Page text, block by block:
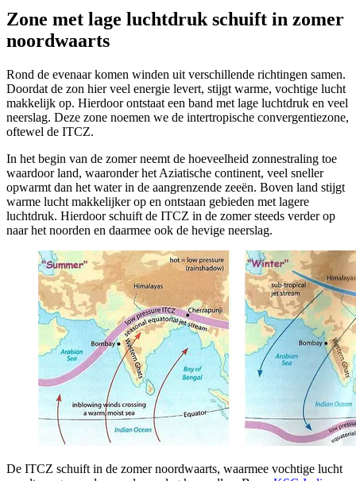
Zone met lage luchtdruk schuift in zomer
noordwaarts
Rond de evenaar komen winden uit verschillende richtingen samen.
Doordat de zon hier veel energie levert, stijgt warme, vochtige lucht
makkelijk op. Hierdoor ontstaat een band met lage luchtdruk en veel
neerslag. Deze zone noemen we de intertropische convergentiezone,
oftewel de ITCZ.
In het begin van de zomer neemt de hoeveelheid zonnestraling toe
waardoor land, waaronder het Aziatische continent, veel sneller
opwarmt dan het water in de aangrenzende zeeën. Boven land stijgt
warme lucht makkelijker op en ontstaan gebieden met lagere
luchtdruk. Hierdoor schuift de ITCZ in de zomer steeds verder op
naar het noorden en daarmee ook de hevige neerslag.
De ITCZ schuift in de zomer noordwaarts, waarmee vochtige lucht